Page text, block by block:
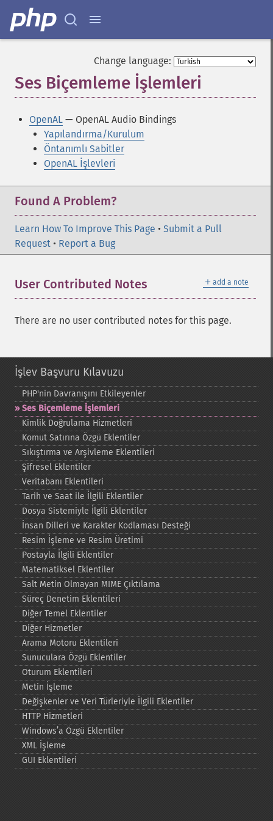
Change language:
Ses Biçemleme İşlemleri
OpenAL — OpenAL Audio Bindings
Yapılandırma/Kurulum
Öntanımlı Sabitler
OpenAL İşlevleri
Found A Problem?
Learn How To Improve This Page • Submit a Pull
Request • Report a Bug
＋ add a note
User Contributed Notes
There are no user contributed notes for this page.
İşlev Başvuru Kılavuzu
PHP'nin Davranışını Etkileyenler
Ses Biçemleme İşlemleri
Kimlik Doğrulama Hizmetleri
Komut Satırına Özgü Eklentiler
Sıkıştırma ve Arşivleme Eklentileri
Şifresel Eklentiler
Veritabanı Eklentileri
Tarih ve Saat ile İlgili Eklentiler
Dosya Sistemiyle İlgili Eklentiler
İnsan Dilleri ve Karakter Kodlaması Desteği
Resim İşleme ve Resim Üretimi
Postayla İlgili Eklentiler
Matematiksel Eklentiler
Salt Metin Olmayan MIME Çıktılama
Süreç Denetim Eklentileri
Diğer Temel Eklentiler
Diğer Hizmetler
Arama Motoru Eklentileri
Sunuculara Özgü Eklentiler
Oturum Eklentileri
Metin İşleme
Değişkenler ve Veri Türleriyle İlgili Eklentiler
HTTP Hizmetleri
Windows’a Özgü Eklentiler
XML İşleme
GUI Eklentileri